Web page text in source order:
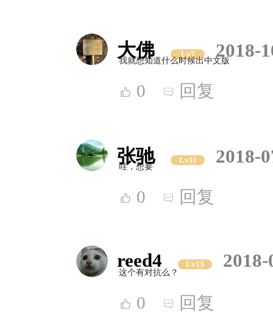
大佛 Lv7 2018-
我就想知道什么时候出中文版
0 回复
张驰 Lv11 2018-
哇，想要
0 回复
reed4 Lv13
这个有对抗么？
0 回复